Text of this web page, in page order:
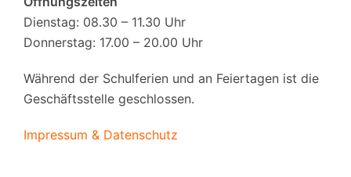
Dienstag: 08.30 – 11.30 Uhr
Donnerstag: 17.00 – 20.00 Uhr
Während der Schulferien und an Feiertagen ist die
Geschäftsstelle geschlossen.
Impressum & Datenschutz